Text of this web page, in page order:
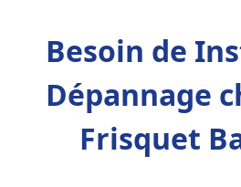
Besoin de
Dépannage
Frisquet